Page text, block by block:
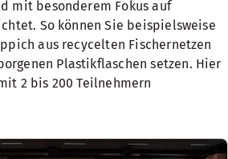
mit besonderem Fokus auf
So können Sie beispielsweise
aus recycelten Fischernetzen
Plastikflaschen setzen. Hier
2 bis 200 Teilnehmern